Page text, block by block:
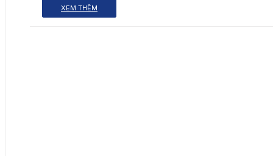
XEM THÊM